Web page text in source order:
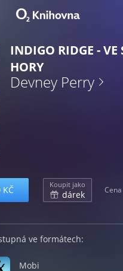
INDIGO RIDGE - VE
HORY
Devney Perry
KČ Koupit jako
dárek
ve formátech:
Mobi